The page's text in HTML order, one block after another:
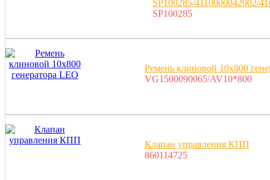
SP100285/4110000042002/
SP100285
Ремень клиновой 10х800
VG1500090065/AV10*800
Клапан управления КПП
860114725